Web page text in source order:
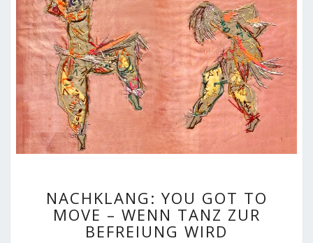
YOU
GOT
TO
NACHKLANG: YOU GOT TO
MOVE – WENN TANZ ZUR
BEFREIUNG WIRD